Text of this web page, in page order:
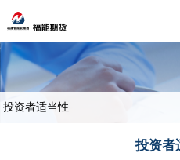
投资者适当性
投资者